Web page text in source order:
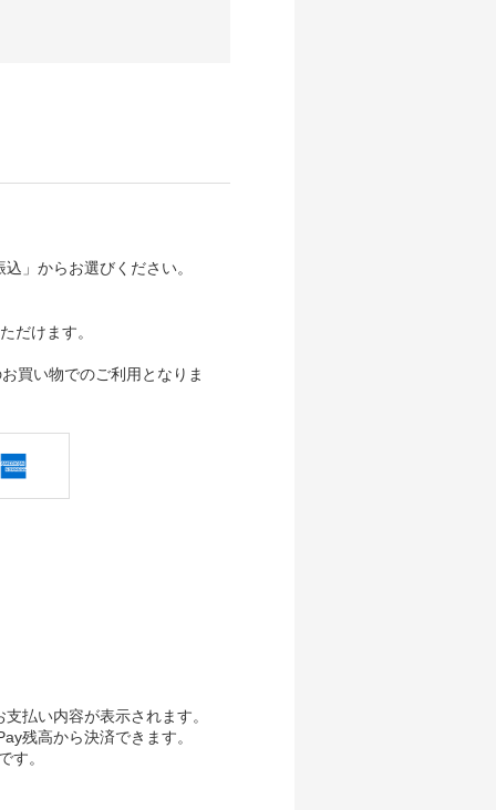
」からお選びください。
だけます。
買い物でのご利用となりま
払い内容が表示されます。
残高から決済できます。
す。